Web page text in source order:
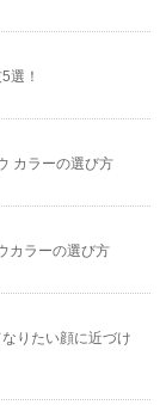
選！
カラーの選び方
カラーの選び方
りたい顔に近づけ